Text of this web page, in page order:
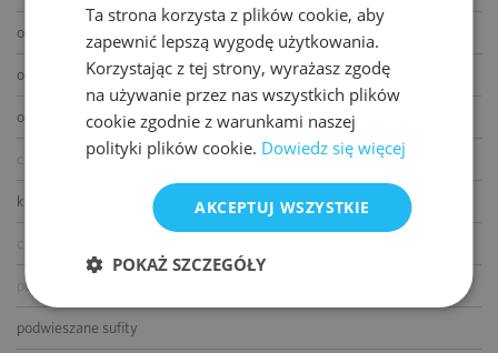
okablowanie telefoniczne
okablowanie komputerowe
okablowanie elektryczne
centrala telefoniczna
klimatyzacja
podnoszone podłogi
podwieszane sufity
ENGLISH
Ta strona korzysta z plików cookie, aby
zapewnić lepszą wygodę użytkowania.
Korzystając z tej strony, wyrażasz zgodę
na używanie przez nas wszystkich plików
cookie zgodnie z warunkami naszej
polityki plików cookie. Dowiedz się więcej
AKCEPTUJ WSZYSTKIE
POKAŻ SZCZEGÓŁY